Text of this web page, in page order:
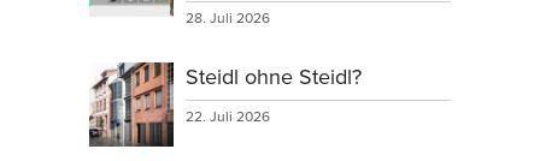
28. Juli 2026
Steidl ohne Steidl?
22. Juli 2026